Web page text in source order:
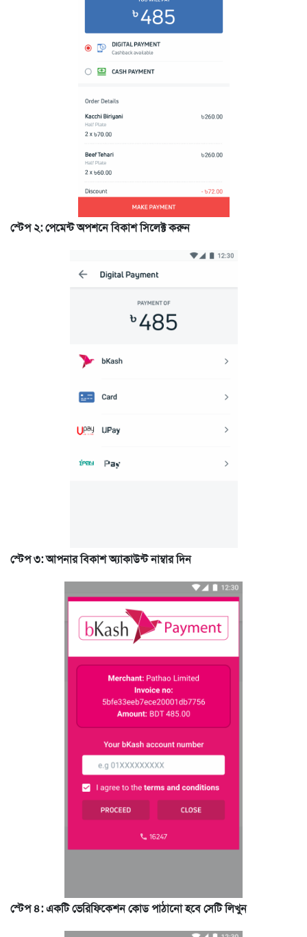
স্টেপ ২: পেমেন্ট অপশনে বিকাশ সিলেক্ট করুন
স্টেপ ৩: আপনার বিকাশ অ্যাকাউন্ট নাম্বার দিন
স্টেপ ৪: একটি ভেরিফিকেশন কোড পাঠানো হবে সেটি লিখুন